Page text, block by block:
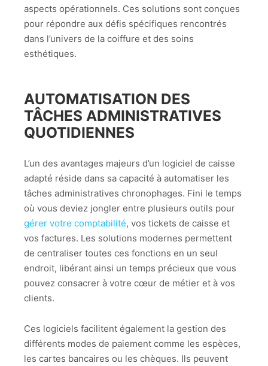
aspects opérationnels. Ces solutions sont conçues
pour répondre aux défis spécifiques rencontrés
dans l’univers de la coiffure et des soins
esthétiques.
AUTOMATISATION DES
TÂCHES ADMINISTRATIVES
QUOTIDIENNES
L’un des avantages majeurs d’un logiciel de caisse
adapté réside dans sa capacité à automatiser les
tâches administratives chronophages. Fini le temps
où vous deviez jongler entre plusieurs outils pour
gérer votre comptabilité, vos tickets de caisse et
vos factures. Les solutions modernes permettent
de centraliser toutes ces fonctions en un seul
endroit, libérant ainsi un temps précieux que vous
pouvez consacrer à votre cœur de métier et à vos
clients.
Ces logiciels facilitent également la gestion des
différents modes de paiement comme les espèces,
les cartes bancaires ou les chèques. Ils peuvent